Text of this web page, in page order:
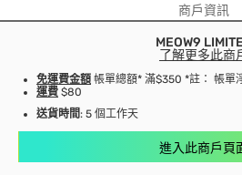
商戶資訊
MEOW9
了解更多此商
免運費金額 帳單總額* 滿$350 *註： 帳單
運費 $80
送貨時間: 5 個工作天
進入此商戶頁